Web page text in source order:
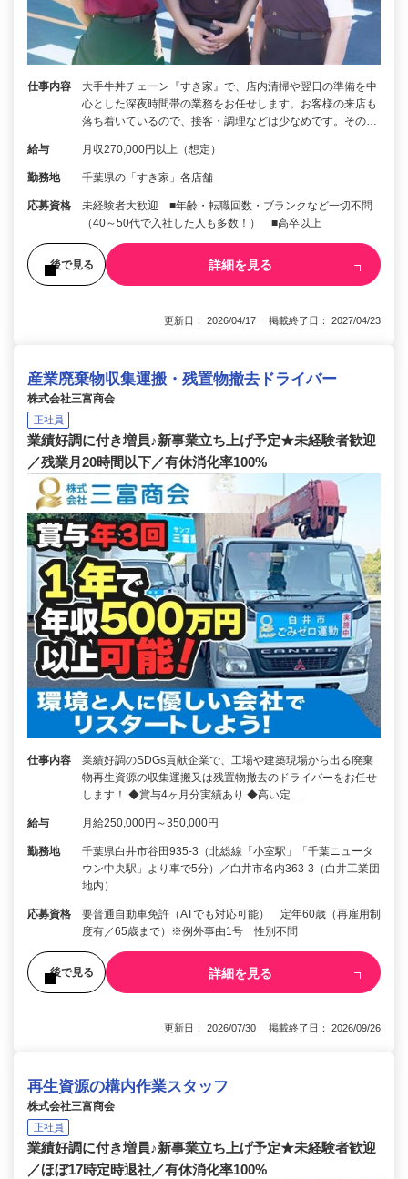
仕事内容
大手牛丼チェーン『すき家』で、店内清掃や翌日の準備を中
心とした深夜時間帯の業務をお任せします。お客様の来店も
落ち着いているので、接客・調理などは少なめです。その…
給与 月収270,000円以上（想定）
勤務地 千葉県の「すき家」各店舗
応募資格
未経験者大歓迎 ■年齢・転職回数・ブランクなど一切不問
（40～50代で入社した人も多数！） ■高卒以上
後で見る 詳細を見る
更新日： 2026/04/17 掲載終了日： 2027/04/23
産業廃棄物収集運搬・残置物撤去ドライバー
株式会社三富商会
正社員
業績好調に付き増員♪新事業立ち上げ予定★未経験者歓迎
／残業月20時間以下／有休消化率100%
仕事内容
業績好調のSDGs貢献企業で、工場や建築現場から出る廃棄
物再生資源の収集運搬又は残置物撤去のドライバーをお任せ
します！ ◆賞与4ヶ月分実績あり ◆高い定…
給与 月給250,000円～350,000円
勤務地
千葉県白井市谷田935-3（北総線「小室駅」「千葉ニュータ
ウン中央駅」より車で5分）／白井市名内363-3（白井工業団
地内）
応募資格
要普通自動車免許（ATでも対応可能） 定年60歳（再雇用制
度有／65歳まで）※例外事由1号 性別不問
後で見る 詳細を見る
更新日： 2026/07/30 掲載終了日： 2026/09/26
再生資源の構内作業スタッフ
株式会社三富商会
正社員
業績好調に付き増員♪新事業立ち上げ予定★未経験者歓迎
／ほぼ17時定時退社／有休消化率100%